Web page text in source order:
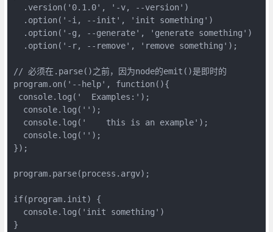
  .version('0.1.0', '-v, --version')
  .option('-i, --init', 'init something')
  .option('-g, --generate', 'generate something')
  .option('-r, --remove', 'remove something');
// 必须在.parse()之前，因为node的emit()是即时的
program.on('--help', function(){
console.log('  Examples:');
  console.log('');
  console.log('    this is an example');
  console.log('');
});
program.parse(process.argv);
if(program.init) {
  console.log('init something')
}